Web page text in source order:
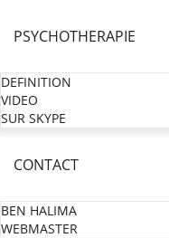
PSYCHOTHERAPIE
DEFINITION
VIDEO
SUR SKYPE
CONTACT
BEN HALIMA
WEBMASTER